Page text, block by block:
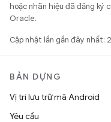
hoặc nhãn hiệu đã đăng ký
Oracle.
Cập nhật lần gần đây nhất:
BẢN DỰNG
Vị trí lưu trữ mã Android
Yêu cầu